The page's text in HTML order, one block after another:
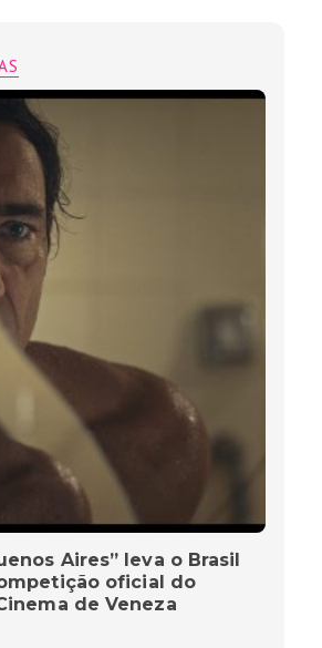
Aires” leva o Brasil
oficial do
de Veneza